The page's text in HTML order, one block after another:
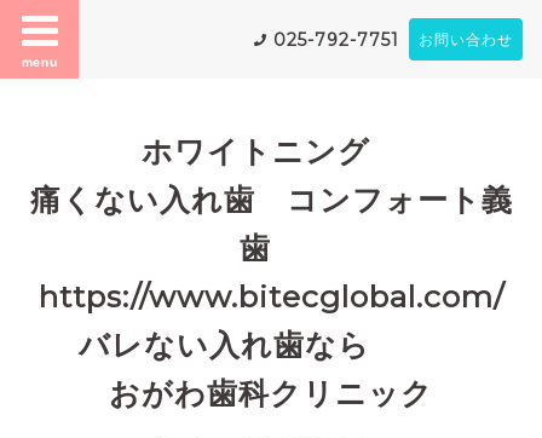
menu
025-792-7751 お問い合わせ
ホワイトニング
痛くない入れ歯 コンフォート義
歯
https://www.bitecglobal.com/
バレない入れ歯なら
おがわ歯科クリニック